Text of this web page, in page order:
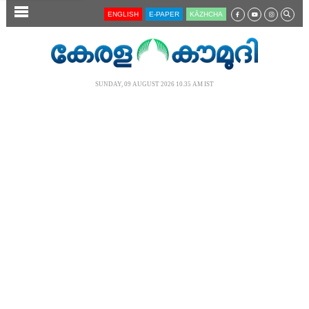
SECTIONS ENGLISH E-PAPER KĀZHCHA
SUNDAY, 09 AUGUST 2026 10.35 AM IST